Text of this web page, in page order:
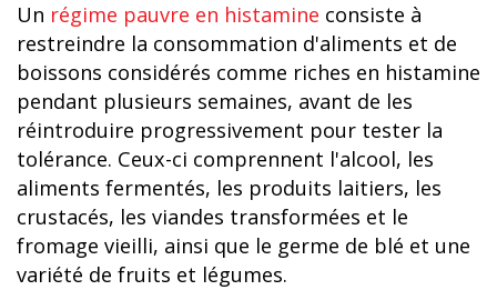
Un régime pauvre en histamine consiste à
restreindre la consommation d'aliments et de
boissons considérés comme riches en histamine
pendant plusieurs semaines, avant de les
réintroduire progressivement pour tester la
tolérance. Ceux-ci comprennent l'alcool, les
aliments fermentés, les produits laitiers, les
crustacés, les viandes transformées et le
fromage vieilli, ainsi que le germe de blé et une
variété de fruits et légumes.